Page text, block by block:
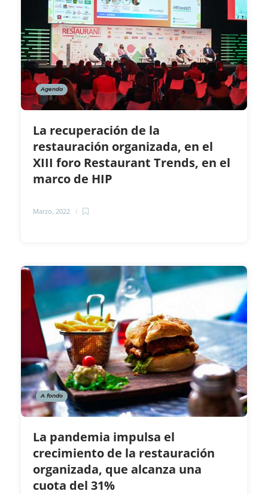
Agenda
La recuperación de la
restauración organizada, en el
XIII foro Restaurant Trends, en el
marco de HIP
Marzo, 2022
A fondo
La pandemia impulsa el
crecimiento de la restauración
organizada, que alcanza una
cuota del 31%